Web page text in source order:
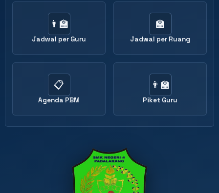
👨‍🏫
Jadwal per Guru
🏫
Jadwal per Ruang
📋
Agenda PBM
👨‍🏫
Piket Guru